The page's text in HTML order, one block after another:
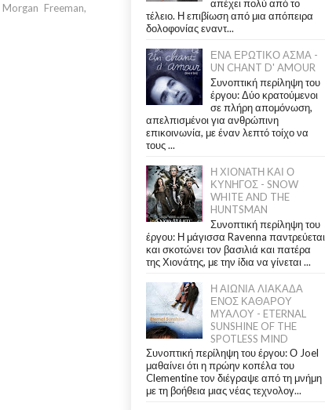
Freeman,
απέχει πολύ από το
τέλειο. Η επιβίωση από μια απόπειρα
δολοφονίας εναντ...
ΕΝΑ ΕΡΩΤΙΚΟ ΑΣΜΑ -
UN CHANT D' AMOUR
Συνοπτική περίληψη του
έργου: Δύο κρατούμενοι
σε πλήρη απομόνωση,
απελπισμένοι για ανθρώπινη
επικοινωνία, με έναν λεπτό τοίχο να
τους ...
Η ΧΙΟΝΑΤΗ ΚΑΙ Ο
ΚΥΝΗΓΟΣ - SNOW
WHITE AND THE
HUNTSMAN
Συνοπτική περίληψη του
έργου: Η μάγισσα Ravenna παντρεύεται
και σκοτώνει τον βασιλιά και πατέρα
της Χιονάτης, με την ίδια να γίνεται ...
Η ΑΙΩΝΙΑ ΛΙΑΚΑΔΑ
ΕΝΟΣ ΚΑΘΑΡΟΥ
ΜΥΑΛΟΥ - ETERNAL
SUNSHINE OF THE
SPOTLESS MIND
Συνοπτική περίληψη του έργου: Ο Joel
μαθαίνει ότι η πρώην κοπέλα του
Clementine τον διέγραψε από τη μνήμη
με τη βοήθεια μιας νέας τεχνολογ...